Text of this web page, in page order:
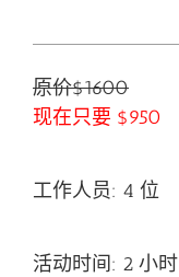
原价$1600
现在只要 $950
工作人员: 4 位
活动时间: 2 小时